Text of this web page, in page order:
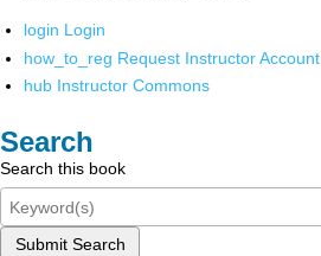
login Login
how_to_reg Request Instructor Account
hub Instructor Commons
Search
Search this book
Submit Search